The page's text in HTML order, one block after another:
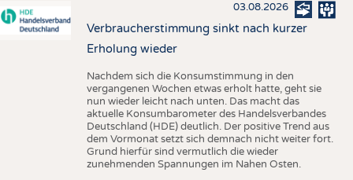
03.08.2026
Verbraucherstimmung sinkt nach kurzer
Erholung wieder
Nachdem sich die Konsumstimmung in den
vergangenen Wochen etwas erholt hatte, geht sie
nun wieder leicht nach unten. Das macht das
aktuelle Konsumbarometer des Handelsverbandes
Deutschland (HDE) deutlich. Der positive Trend aus
dem Vormonat setzt sich demnach nicht weiter fort.
Grund hierfür sind vermutlich die wieder
zunehmenden Spannungen im Nahen Osten.